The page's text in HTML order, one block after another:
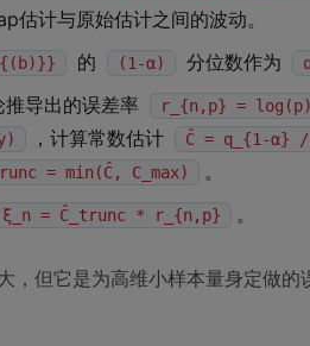
估计与原始估计之间的波动。
的 (1-α) 分位数作为
推导出的误差率
r_{n,p} =
，计算常数估计 Ĉ = q_{1-α}
= min(Ĉ, C_max)
。
ξ_n = Ĉ_trunc * r_{n,p} 。
，但它是为高维小样本量身定做